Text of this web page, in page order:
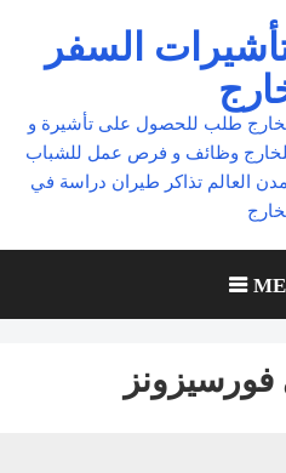
السفر
طلب للحصول على تأشيرة و
وظائف و فرص عمل للشباب
العالم تذاكر طيران دراسة في